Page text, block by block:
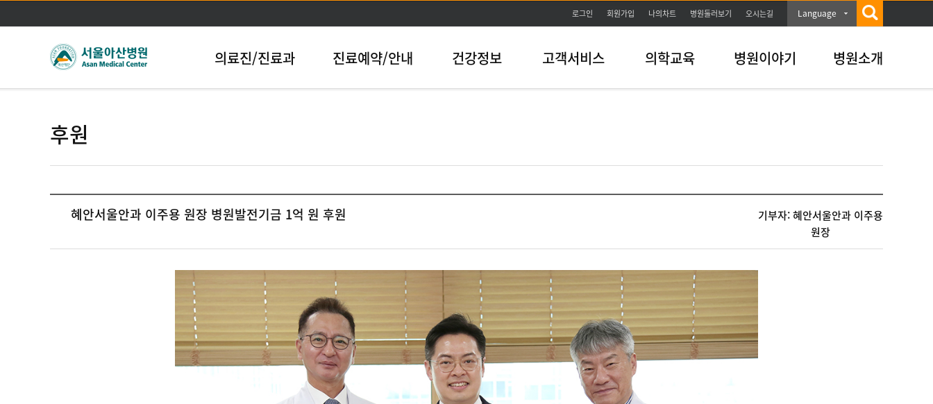
본문바로가기
로그인 회원가입 나의차트 병원둘러보기 오시는길 Language
의료진/진료과 진료예약/안내 건강정보 고객서비스 의학교육 병원이야기 병원소개
후원
혜안서울안과 이주용 원장 병원발전기금 1억 원 후원
기부자: 혜안서울안과 이주용
원장